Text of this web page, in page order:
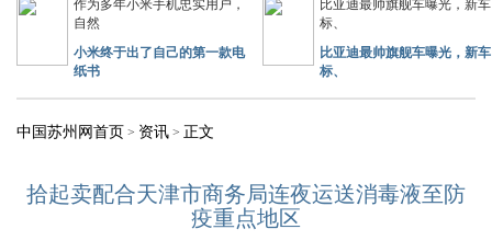
作为多年小米手机忠实用户，
自然
小米终于出了自己的第一款电
纸书
比亚迪最帅旗舰车曝光，新车
标、
比亚迪最帅旗舰车曝光，新车
标、
中国苏州网首页 > 资讯 > 正文
拾起卖配合天津市商务局连夜运送消毒液至防
疫重点地区